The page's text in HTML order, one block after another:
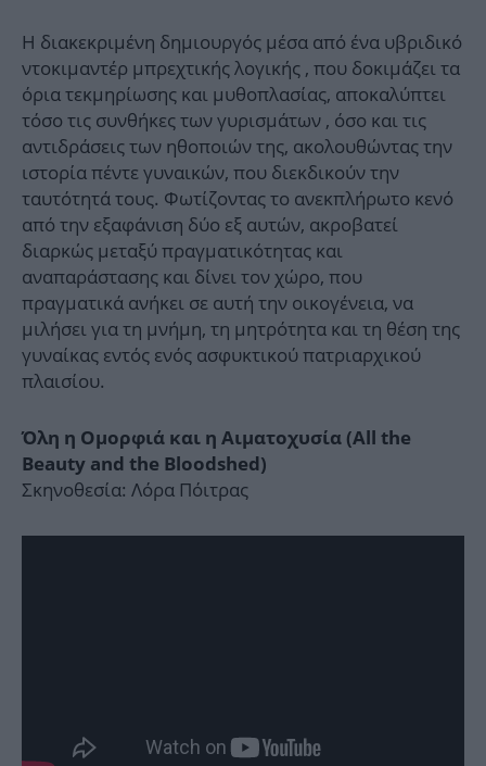
Η διακεκριμένη δημιουργός μέσα από ένα υβριδικό
ντοκιμαντέρ μπρεχτικής λογικής , που δοκιμάζει τα
όρια τεκμηρίωσης και μυθοπλασίας, αποκαλύπτει
τόσο τις συνθήκες των γυρισμάτων , όσο και τις
αντιδράσεις των ηθοποιών της, ακολουθώντας την
ιστορία πέντε γυναικών, που διεκδικούν την
ταυτότητά τους. Φωτίζοντας το ανεκπλήρωτο κενό
από την εξαφάνιση δύο εξ αυτών, ακροβατεί
διαρκώς μεταξύ πραγματικότητας και
αναπαράστασης και δίνει τον χώρο, που
πραγματικά ανήκει σε αυτή την οικογένεια, να
μιλήσει για τη μνήμη, τη μητρότητα και τη θέση της
γυναίκας εντός ενός ασφυκτικού πατριαρχικού
πλαισίου.
Όλη η Ομορφιά και η Αιματοχυσία (All the
Beauty and the Bloodshed)
Σκηνοθεσία: Λόρα Πόιτρας